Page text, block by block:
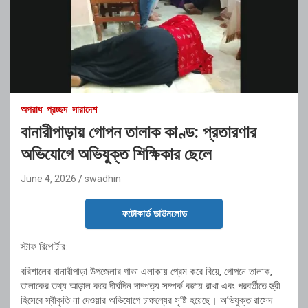
অপরাধ প্রচ্ছদ সারাদেশ
বানারীপাড়ায় গোপন তালাক কাণ্ড: প্রতারণার
অভিযোগে অভিযুক্ত শিক্ষিকার ছেলে
June 4, 2026 swadhin
ফটোকার্ড ডাউনলোড
স্টাফ রিপোর্টার:
বরিশালের বানারীপাড়া উপজেলার গাভা এলাকায় প্রেম করে বিয়ে, গোপনে তালাক,
তালাকের তথ্য আড়াল করে দীর্ঘদিন দাম্পত্য সম্পর্ক বজায় রাখা এবং পরবর্তীতে স্ত্রী
হিসেবে স্বীকৃতি না দেওয়ার অভিযোগে চাঞ্চল্যের সৃষ্টি হয়েছে। অভিযুক্ত রাসেদ